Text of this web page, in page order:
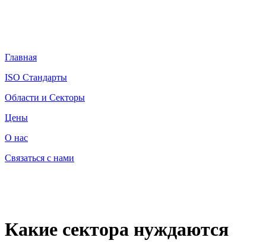
Главная
ISO Стандарты
Области и Секторы
Цены
О нас
Связаться с нами
Какие сектора нуждаются